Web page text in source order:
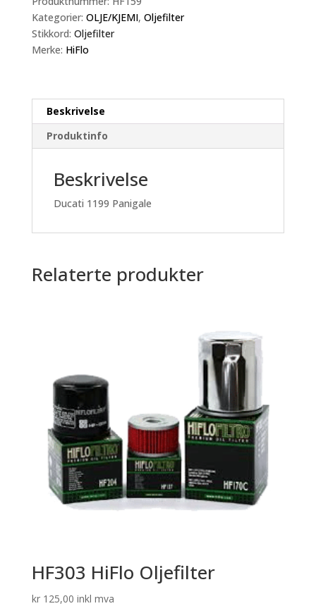
Kategorier: OLJE/KJEMI, Oljefilter
Stikkord: Oljefilter
Merke: HiFlo
Beskrivelse
Produktinfo
Beskrivelse
Ducati 1199 Panigale
Relaterte produkter
HF303 HiFlo Oljefilter
kr125,00 inkl mva